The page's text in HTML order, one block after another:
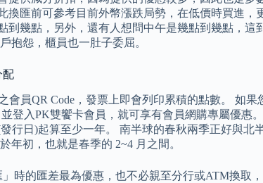
換匯前可參考目前外幣漲跌局勢，在低價時買進
到幾點，另外，還有人想問中午是幾點到幾點，
抱怨，櫃員也一肚子委屈。
配
會員QR Code，發票上即會列印累積的點數。 如
登入PK雙饗卡會員，就可享有會員網購專屬優惠
行日)起算至少一年。 南半球的春秋兩季正好與
年初，也就是春季的 2~4 月之間。
時的匯差最為優惠，也不必親至分行或ATM換取